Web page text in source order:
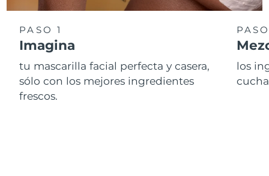
PASO 1
Imagina
tu mascarilla facial perfecta y casera,
sólo con los mejores ingredientes
frescos.
los